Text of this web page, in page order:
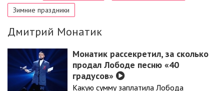
Зимние праздники
Дмитрий Монатик
Монатик рассекретил, за сколько
продал Лободе песню «40
градусов»
Какую сумму заплатила Лобода